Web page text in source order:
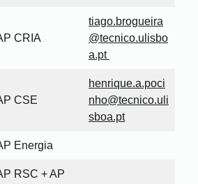
CRIA
tiago.brogueira
@tecnico.ulisbo
a.pt
CSE
henrique.a.poci
nho@tecnico.uli
sboa.pt
Energia
RSC + AP